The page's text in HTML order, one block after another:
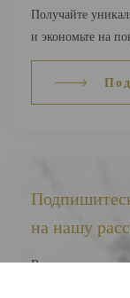
Получайте
и экономьте на
на нашу
Вы первыми